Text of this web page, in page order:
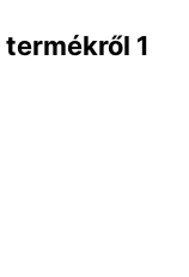
termékről 1